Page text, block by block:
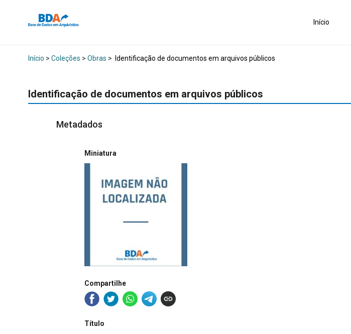
Início
Início > Coleções > Obras > Identificação de documentos em arquivos públicos
Identificação de documentos em arquivos públicos
Metadados
Miniatura
Compartilhe
Título